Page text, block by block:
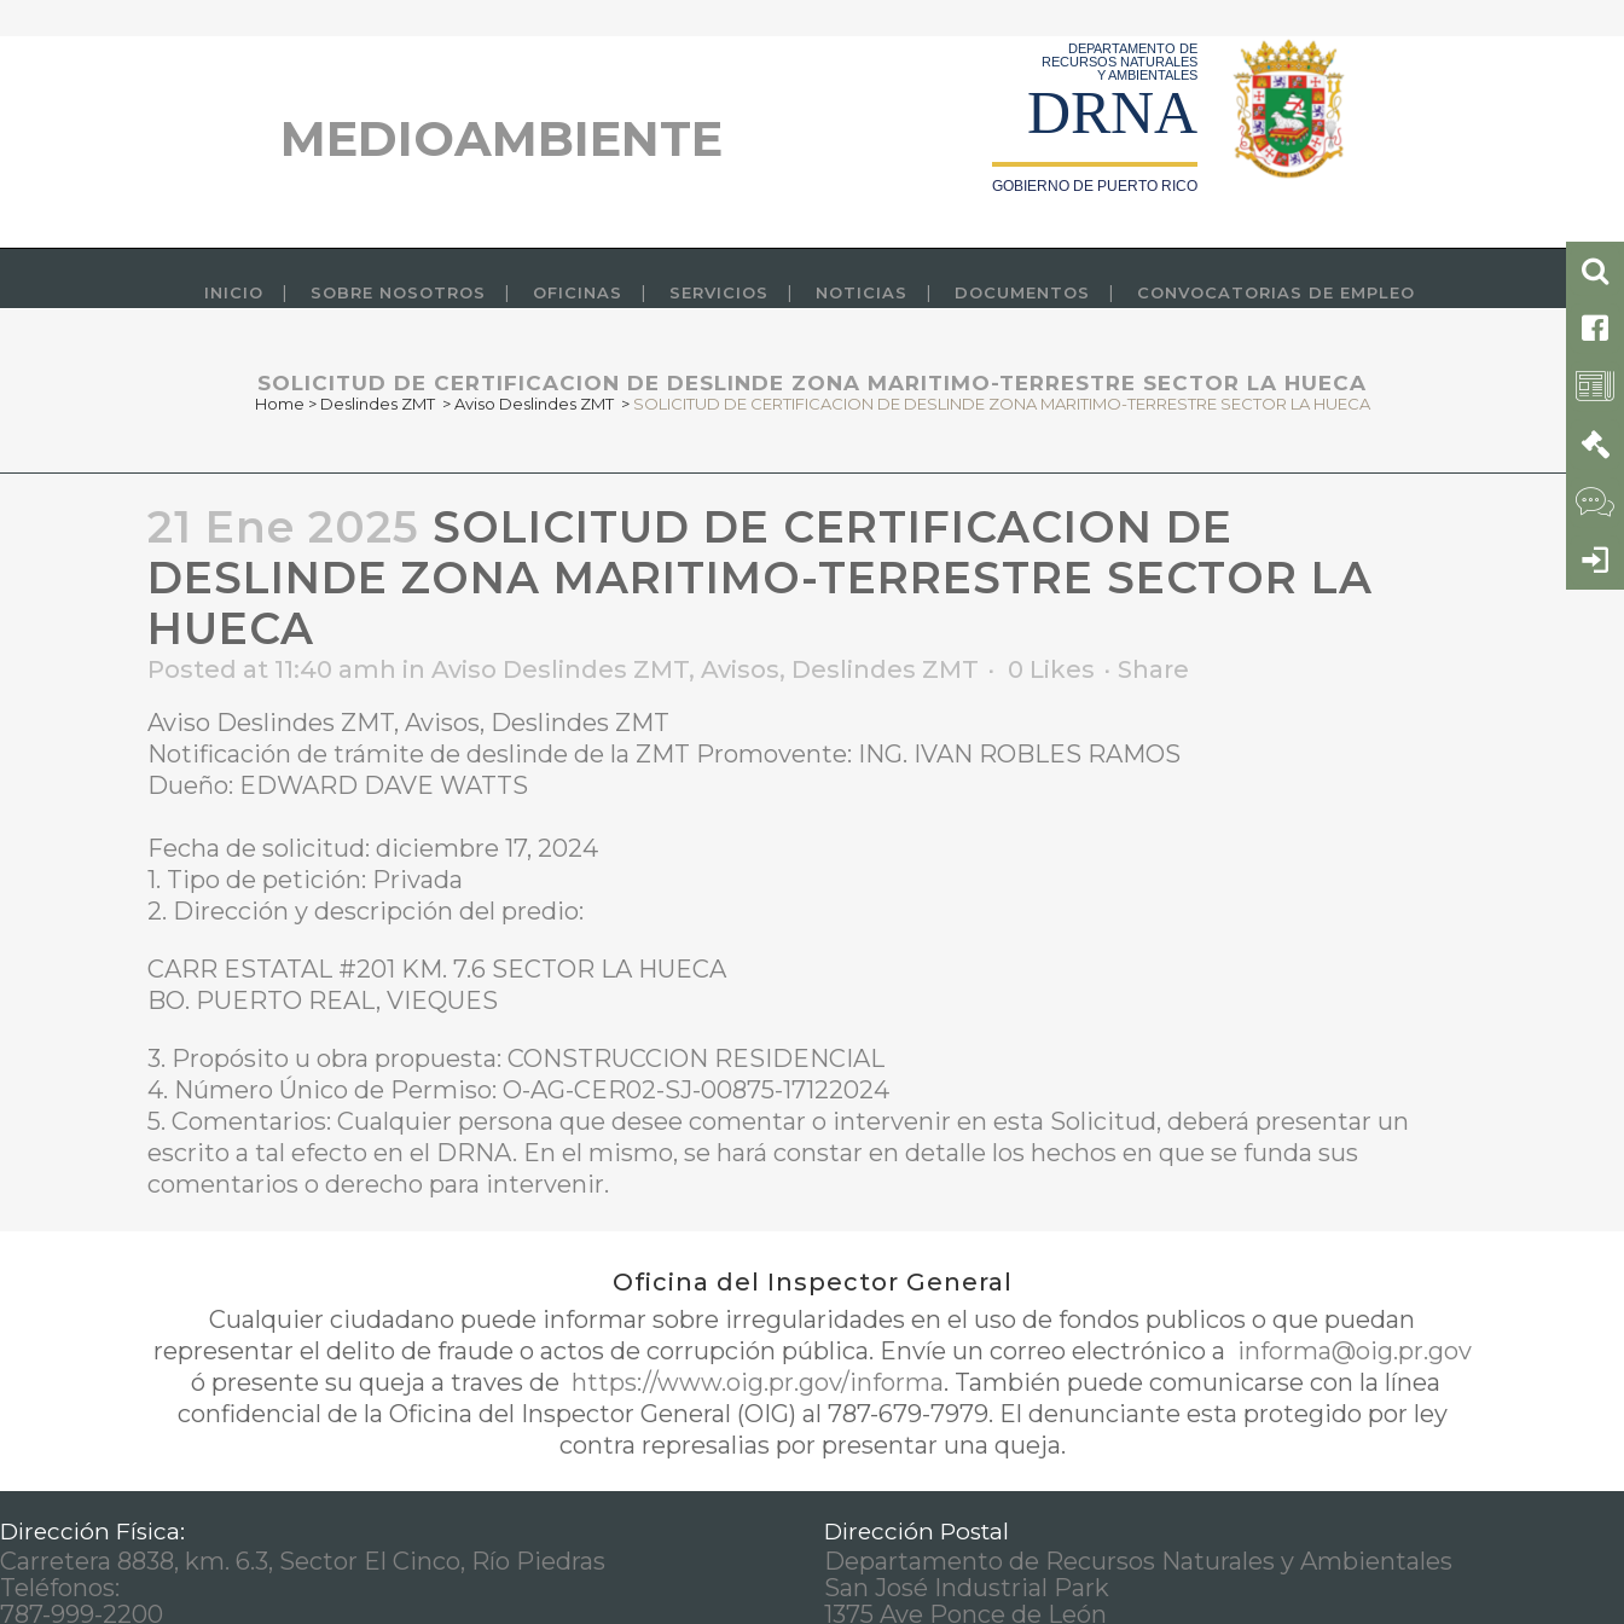
MEDIOAMBIENTE
DEPARTAMENTO DE
RECURSOS NATURALES
Y AMBIENTALES
DRNA
GOBIERNO DE PUERTO RICO
INICIO SOBRE NOSOTROS OFICINAS SERVICIOS NOTICIAS DOCUMENTOS CONVOCATORIAS DE EMPLEO
SOLICITUD DE CERTIFICACION DE DESLINDE ZONA MARITIMO-TERRESTRE SECTOR LA HUECA
Home > Deslindes ZMT >Aviso Deslindes ZMT > SOLICITUD DE CERTIFICACION DE DESLINDE ZONA MARITIMO-TERRESTRE SECTOR LA HUECA
21 Ene 2025 SOLICITUD DE CERTIFICACION DE
DESLINDE ZONA MARITIMO-TERRESTRE SECTOR LA
HUECA
Posted at 11:40 amh in Aviso Deslindes ZMT, Avisos, Deslindes ZMT 0 Likes
Share
Aviso Deslindes ZMT, Avisos, Deslindes ZMT
Notificación de trámite de deslinde de la ZMT Promovente: ING. IVAN ROBLES RAMOS
Dueño: EDWARD DAVE WATTS
Fecha de solicitud: diciembre 17, 2024
1. Tipo de petición: Privada
2. Dirección y descripción del predio:
CARR ESTATAL #201 KM. 7.6 SECTOR LA HUECA
BO. PUERTO REAL, VIEQUES
3. Propósito u obra propuesta: CONSTRUCCION RESIDENCIAL
4. Número Único de Permiso: O-AG-CER02-SJ-00875-17122024
5. Comentarios: Cualquier persona que desee comentar o intervenir en esta Solicitud, deberá presentar un
escrito a tal efecto en el DRNA. En el mismo, se hará constar en detalle los hechos en que se funda sus
comentarios o derecho para intervenir.
Oficina del Inspector General
Cualquier ciudadano puede informar sobre irregularidades en el uso de fondos publicos o que puedan
representar el delito de fraude o actos de corrupción pública. Envíe un correo electrónico a informa@oig.pr.gov
ó presente su queja a traves de https://www.oig.pr.gov/informa. También puede comunicarse con la línea
confidencial de la Oficina del Inspector General (OIG) al 787-679-7979. El denunciante esta protegido por ley
contra represalias por presentar una queja.
Dirección Física:
Carretera 8838, km. 6.3, Sector El Cinco, Río Piedras
Teléfonos:
787-999-2200
Dirección Postal
Departamento de Recursos Naturales y Ambientales
San José Industrial Park
1375 Ave Ponce de León